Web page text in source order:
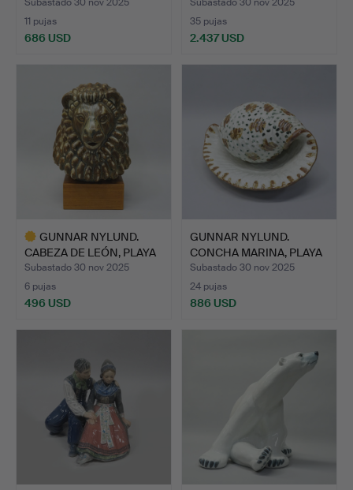
11 pujas
686 USD
35 pujas
2.437 USD
GUNNAR NYLUND.
CABEZA DE LEÓN, PLAYA
DE ME…
Subastado 30 nov 2025
6 pujas
496 USD
GUNNAR NYLUND.
CONCHA MARINA, PLAYA
DE MET…
Subastado 30 nov 2025
24 pujas
886 USD